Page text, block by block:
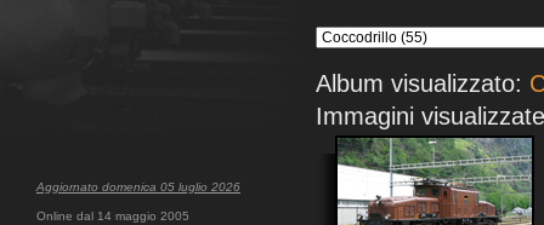
Aggiornato domenica 05 luglio 2026
Online dal 14 maggio 2005
Album visualizzato:
Immagini